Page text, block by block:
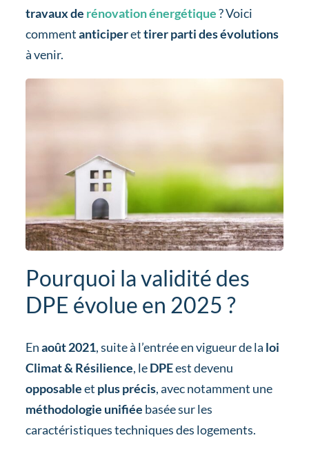
travaux de rénovation énergétique? Voici
commentanticiperettirer parti des évolutions
à venir.
Pourquoi la validité des
DPE évolue en 2025 ?
Enaoût 2021, suite à l’entrée en vigueur de la loi
Climat & Résilience, leDPEest devenu
opposableet plus précis, avec notamment une
méthodologie unifiée basée sur les
caractéristiques techniques des logements.